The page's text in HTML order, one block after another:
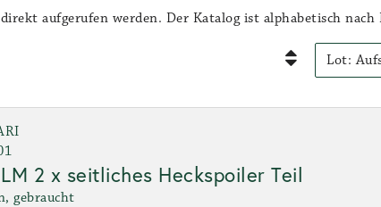
aufgerufen werden. Der Katalog ist alphabetisch
2 x seitliches Heckspoiler Teil
gebraucht